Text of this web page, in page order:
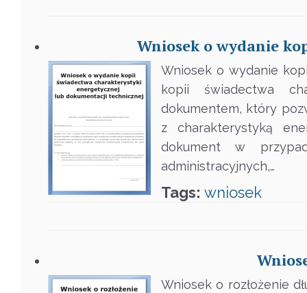
Wniosek o wydanie
Wniosek o wydanie
kopii świadectwa
dokumentem, który
z charakterystyką
dokument w
administracyjnych,…
Tags: wniosek
Wniosek o rozłożenie